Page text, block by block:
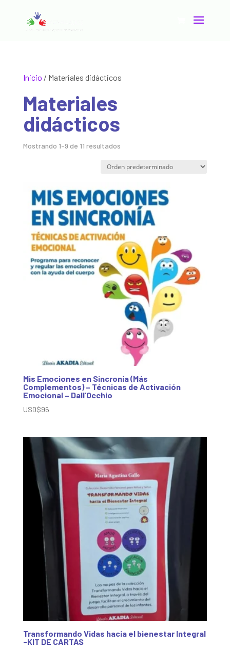
Inicio / Materiales didácticos
Materiales
didácticos
Mostrando 1–9 de 11 resultados
Mis Emociones en Sincronía (Más
Complementos) – Técnicas de Activación
Emocional – Dall’Occhio
USD$96
Transformando Vidas hacia el bienestar Integral
-KIT DE CARTAS